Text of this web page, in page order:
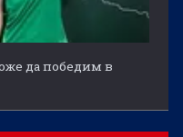
да победим в